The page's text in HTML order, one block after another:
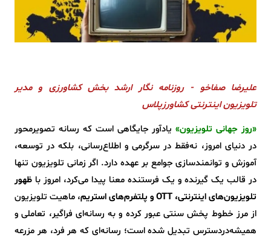
علیرضا صفاخو - روزنامه نگار ارشد بخش کشاورزی و مدیر
تلویزیون اینترنتی کشاورزپلاس
«روز جهانی تلویزیون»یادآور جایگاهی است که رسانه تصویرمحور
در دنیای امروز، نه‌فقط در سرگرمی و اطلاع‌رسانی، بلکه در توسعه،
آموزش و توانمندسازی جوامع بر عهده دارد. اگر زمانی تلویزیون تنها
در قالب یک گیرنده و یک فرستنده معنا پیدا می‌کرد، امروز با ظهور
تلویزیون‌های اینترنتی، OTT و پلتفرم‌های استریم
، ماهیت تلویزیون
از مرز خطوط پخش سنتی عبور کرده و به رسانه‌ای فراگیر، تعاملی و
همیشه‌دردسترس تبدیل شده است؛ رسانه‌ای که هر فرد، هر مزرعه